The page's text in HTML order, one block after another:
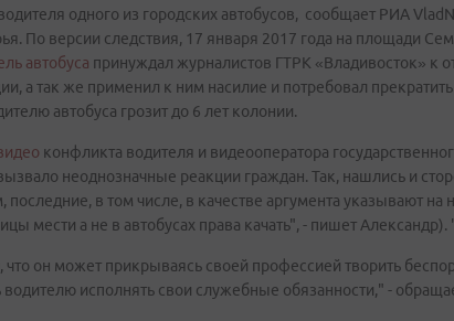
одного из городских автобусов, сообщает РИА
По версии следствия, 17 января 2017 года на площади
автобуса принуждал журналистов ГТРК «Владивосток» к
а так же применил к ним насилие и потребовал
автобуса грозит до 6 лет колонии.
конфликта водителя и видеооператора
неоднозначные реакции граждан. Так, нашлись и
последние, в том числе, в качестве аргумента указывают
мести а не в автобусах права качать", - пишет Александр).
он может прикрываясь своей профессией творить
водителю исполнять свои служебные обязанности," -